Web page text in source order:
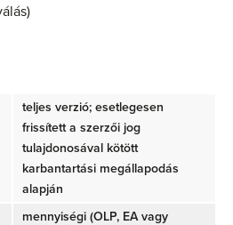
teljes verzió; esetlegesen
frissített a szerzői jog
tulajdonosával kötött
karbantartási megállapodás
alapján
mennyiségi (OLP, EA vagy